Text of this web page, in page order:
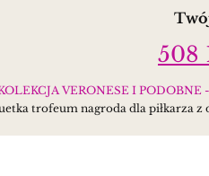
508
VERONESE I
trofeum nagroda dla piłkarza z